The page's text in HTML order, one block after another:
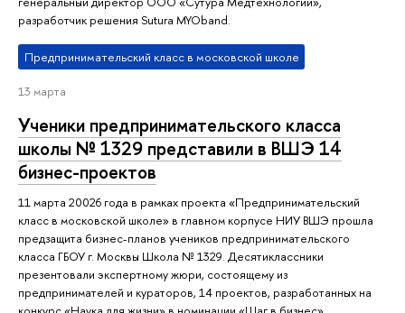
разработчик решения Sutura MYOband.
Предпринимательский класс в московской школе
13 марта
Ученики предпринимательского класса
школы № 1329 представили в ВШЭ 14
бизнес-проектов
11 марта 20026 года в рамках проекта «Предпринимательский
класс в московской школе» в главном корпусе НИУ ВШЭ прошла
предзащита бизнес-планов учеников предпринимательского
класса ГБОУ г. Москвы Школа № 1329. Десятиклассники
презентовали экспертному жюри, состоящему из
предпринимателей и кураторов, 14 проектов, разработанных на